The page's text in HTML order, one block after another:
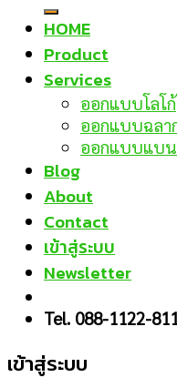
HOME
Product
Services
ออกแบบโลโก้
ออกแบบฉลา
ออกแบบแบน
Blog
About
Contact
เข้าสู่ระบบ
Newsletter
Tel. 088-1122-
เข้าสู่ระบบ